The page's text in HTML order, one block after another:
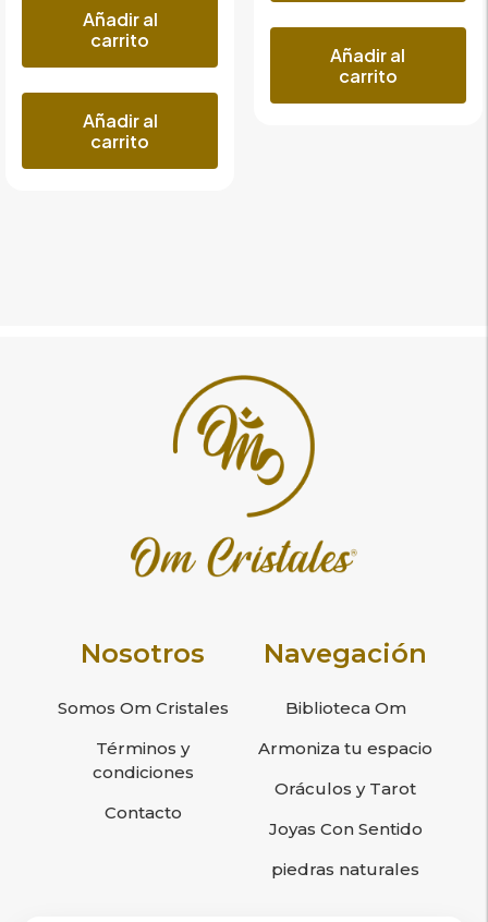
Añadir al
carrito
Añadir al
carrito
Añadir al
carrito
Nosotros
Somos Om Cristales
Términos y
condiciones
Contacto
Navegación
Biblioteca Om
Armoniza tu espacio
Oráculos y Tarot
Joyas Con Sentido
piedras naturales